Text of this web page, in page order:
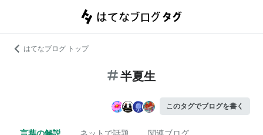
はてなブログ トップ
半夏生
このタグでブログを書く
言葉の解説 ネットで話題 関連ブログ